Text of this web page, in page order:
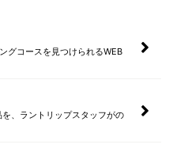
グコースを見つけられるWEB
、ラントリップスタッフがの